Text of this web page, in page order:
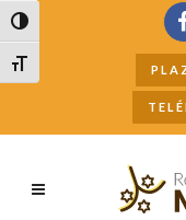
Alternar alto contraste
Alternar tamaño de letra